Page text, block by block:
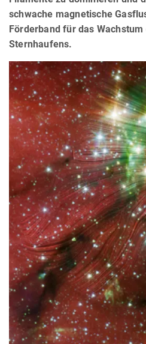
schwache magnetische
Förderband für das
Sternhaufens.